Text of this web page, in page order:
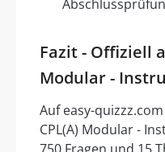
Fazit - Offiziell
Modular -
Auf easy-
CPL(A) Modular -